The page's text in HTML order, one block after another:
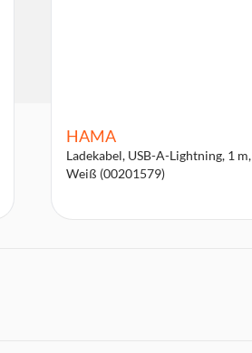
HAMA
Ladekabel, USB-A-Lightning, 1 m,
Weiß (00201579)